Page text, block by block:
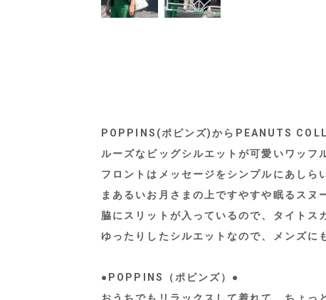
POPPINS(ポピンズ)からPEANUTS
ルーズなビッグシルエットが可愛いワッフ
フロントはメッセージをシンプルにあしら
まあるいお月さまの上ですやすや眠るスヌ
脇にスリットが入っているので、タイトス
ゆったりしたシルエットなので、メンズに
●POPPINS（ポピンズ）●